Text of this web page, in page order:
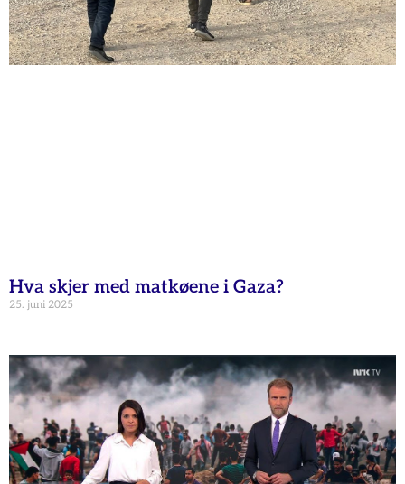
Hva skjer med matkøene i Gaza?
25. juni 2025